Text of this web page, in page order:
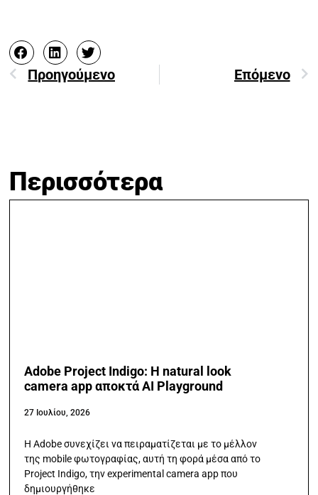
Προηγούμενο Επόμενο
Περισσότερα
Adobe Project Indigo: Η natural look
camera app αποκτά AI Playground
27 Ιουλίου, 2026
Η Adobe συνεχίζει να πειραματίζεται με το μέλλον
της mobile φωτογραφίας, αυτή τη φορά μέσα από το
Project Indigo, την experimental camera app που
δημιουργήθηκε